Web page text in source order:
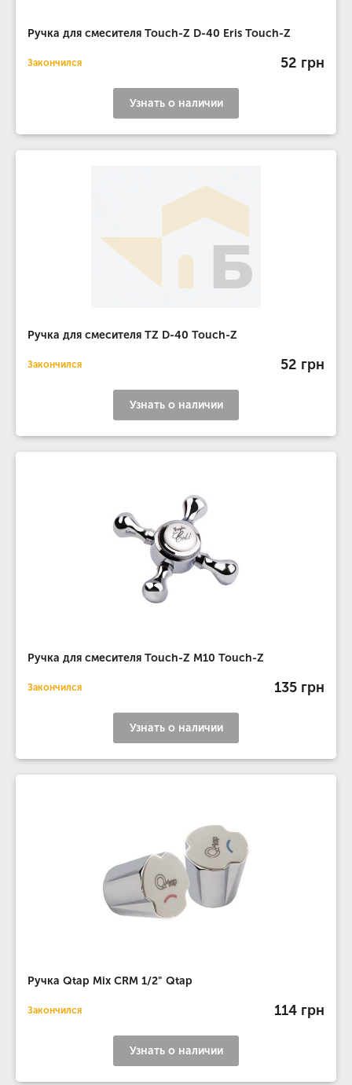
Ручка для смесителя Touch-Z D-40 Eris Touch-Z
Закончился 52 грн
Узнать о наличии
Ручка для смесителя TZ D-40 Touch-Z
Закончился 52 грн
Узнать о наличии
Ручка для смесителя Touch-Z M10 Touch-Z
Закончился 135 грн
Узнать о наличии
Ручка Qtap Mix CRM 1/2" Qtap
Закончился 114 грн
Узнать о наличии